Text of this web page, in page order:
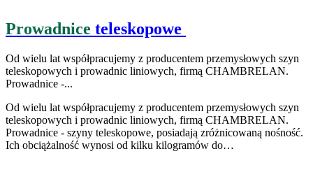
Prowadnice teleskopowe
Od wielu lat współpracujemy z producentem przemysłowych szyn
teleskopowych i prowadnic liniowych, firmą CHAMBRELAN.
Prowadnice -...
Od wielu lat współpracujemy z producentem przemysłowych szyn
teleskopowych i prowadnic liniowych, firmą CHAMBRELAN.
Prowadnice - szyny teleskopowe, posiadają zróżnicowaną nośność.
Ich obciążalność wynosi od kilku kilogramów do…